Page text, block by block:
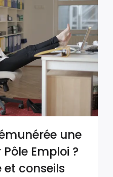
une
Emploi ?
et conseils